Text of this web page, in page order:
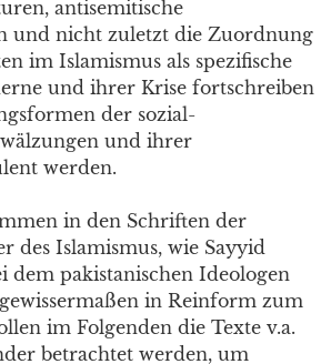
antisemitische
und nicht zuletzt die Zuordnung
im Islamismus als spezifische
und ihrer Krise fortschreiben
der sozial-
und ihrer
werden.
in den Schriften der
des Islamismus, wie Sayyid
dem pakistanischen Ideologen
in Reinform zum
im Folgenden die Texte v.a.
betrachtet werden, um